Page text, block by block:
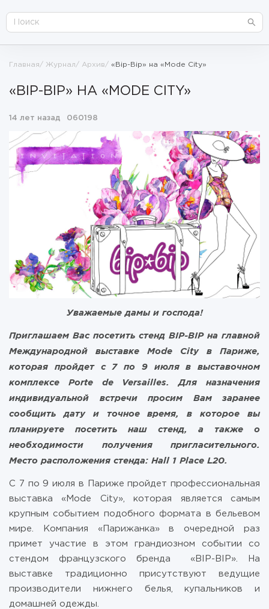
Главная Журнал Архив «Bip-Bip» на «Mode City»
«BIP-BIP» НА «MODE CITY»
14 лет назад 060198
Уважаемые дамы и господа!
Приглашаем Вас посетить стенд BIP-BIP на главной
Международной выставке Mode City в Париже,
которая пройдет с 7 по 9 июля в выставочном
комплексе Porte de Versailles. Для назначения
индивидуальной встречи просим Вам заранее
сообщить дату и точное время, в которое вы
планируете посетить наш стенд, а также о
необходимости получения пригласительного.
Место расположения стенда: Hall 1 Place L20.
С 7 по 9 июля в Париже пройдет профессиональная
выставка «Mode City», которая является самым
крупным событием подобного формата в бельевом
мире. Компания «Парижанка» в очередной раз
примет участие в этом грандиозном событии со
стендом французского бренда «BIP-BIP». На
выставке традиционно присутствуют ведущие
производители нижнего белья, купальников и
домашней одежды.